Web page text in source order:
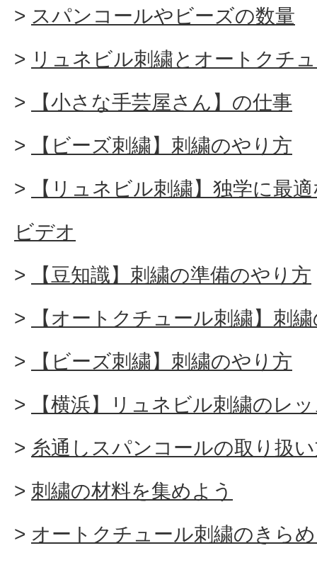
スパンコールやビーズの数量
リュネビル刺繍とオートクチ
【小さな手芸屋さん】の仕事
【ビーズ刺繍】刺繍のやり方
【リュネビル刺繍】独学に最
ビデオ
【豆知識】刺繍の準備のやり方
【オートクチュール刺繍】刺
【ビーズ刺繍】刺繍のやり方
【横浜】リュネビル刺繍のレ
糸通しスパンコールの取り扱
刺繍の材料を集めよう
オートクチュール刺繍のきら